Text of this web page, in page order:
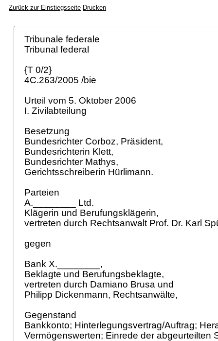
Zurück zur Einstiegsseite Drucken
Tribunale federale
Tribunal federal
{T 0/2}
4C.263/2005 /bie
Urteil vom 5. Oktober 2006
I. Zivilabteilung
Besetzung
Bundesrichter Corboz, Präsident,
Bundesrichterin Klett,
Bundesrichter Mathys,
Gerichtsschreiberin Hürlimann.
Parteien
A.________ Ltd.
Klägerin und Berufungsklägerin,
vertreten durch Rechtsanwalt Prof. Dr. Karl
gegen
Bank X.________,
Beklagte und Berufungsbeklagte,
vertreten durch Damiano Brusa und
Philipp Dickenmann, Rechtsanwälte,
Gegenstand
Bankkonto; Hinterlegungsvertrag/Auftrag;
Vermögenswerten; Einrede der abgeurteilten